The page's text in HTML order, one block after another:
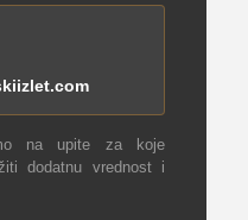
na upite za koje
dodatnu vrednost i